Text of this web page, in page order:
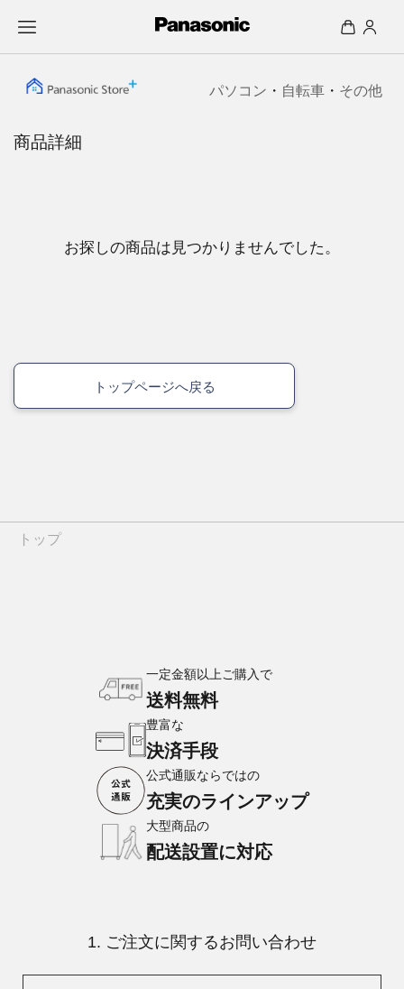
パソコン ・ 自転車 ・ その他
商品詳細
お探しの商品は見つかりませんでした。
トップページへ戻る
トップ
一定金額以上ご購入で
送料無料
豊富な
決済手段
公式通販ならではの
充実のラインアップ
大型商品の
配送設置に対応
1. ご注文に関するお問い合わせ